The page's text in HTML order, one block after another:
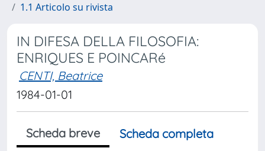
1.1 Articolo su rivista
IN DIFESA DELLA FILOSOFIA:
ENRIQUES E POINCARé
CENTI, Beatrice
1984-01-01
Scheda breve
Scheda completa